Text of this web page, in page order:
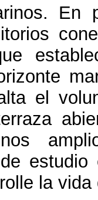
. En
el
la vida